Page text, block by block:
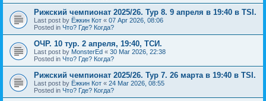
Рижский чемпионат 2025/26. Тур 8. 9 апреля в 19:40 в TSI.
Last post by Ёжкин Кот « 07 Apr 2026, 08:06
Posted in Что? Где? Когда?
ОЧР. 10 тур. 2 апреля, 19:40, ТСИ.
Last post by MonsterEd « 30 Mar 2026, 22:38
Posted in Что? Где? Когда?
Рижский чемпионат 2025/26. Тур 7. 26 марта в 19:40 в TSI.
Last post by Ёжкин Кот « 24 Mar 2026, 08:55
Posted in Что? Где? Когда?